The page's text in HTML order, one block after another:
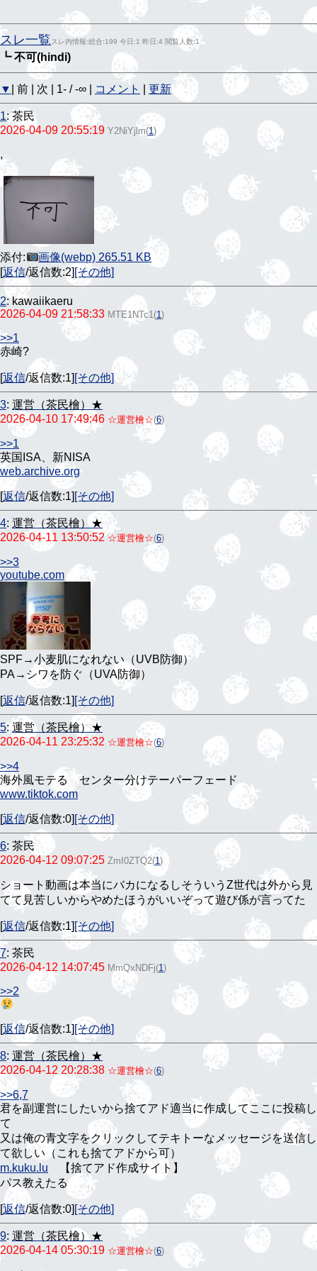
スレ一覧 スレ内情報:総合:199 今日:1 昨日:4 閲覧人数:1
┗ 不可(hindi)
▼ | 前 | 次 | 1- / -∞ | コメント 更新
1:茶民
2026-04-09 20:55:19 Y2NiYjlm(1)
,
添付:
画像(webp) 265.51 KB
[返信/返信数:2] [その他]
2:kawaiikaeru
2026-04-09 21:58:33 MTE1NTc1(1)
>>1
赤崎?
[返信/返信数:1] [その他]
3: 運営（茶民檜）★
2026-04-10 17:49:46 ☆運営檜☆(6)
>>1
英国ISA、新NISA
web.archive.org
[返信/返信数:1] [その他]
4: 運営（茶民檜）★
2026-04-11 13:50:52☆運営檜☆(6)
>>3
youtube.com
SPF→小麦肌になれない（UVB防御）
PA→シワを防ぐ（UVA防御）
[返信/返信数:1] [その他]
5: 運営（茶民檜）★
2026-04-11 23:25:32 ☆運営檜☆(6)
>>4
海外風モテる センター分けテーパーフェード
www.tiktok.com
[返信/返信数:0] [その他]
6: 茶民
2026-04-12 09:07:25 ZmI0ZTQ2(1)
ショート動画は本当にバカになるしそういうZ世代は外から見
てて見苦しいからやめたほうがいいぞって遊び係が言ってた
[返信/返信数:1][その他]
7: 茶民
2026-04-12 14:07:45 MmQxNDFj(1)
>>2
[返信/返信数:1] [その他]
8: 運営（茶民檜）★
2026-04-12 20:28:38 ☆運営檜☆(6)
>>6,7
君を副運営にしたいから捨てアド適当に作成してここに投稿し
て
又は俺の青文字をクリックしてテキトーなメッセージを送信し
て欲しい（これも捨てアドから可）
m.kuku.lu 【捨てアド作成サイト】
パス教えたる
[返信/返信数:0] [その他]
9: 運営（茶民檜）★
2026-04-14 05:30:19 ☆運営檜☆(6)